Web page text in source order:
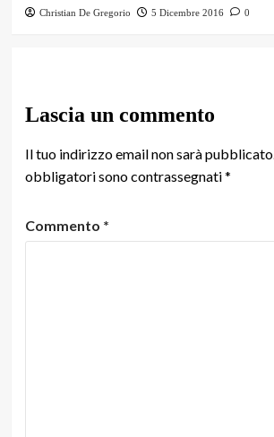
Christian De Gregorio 5 Dicembre 2016 0
Lascia un commento
Il tuo indirizzo email non sarà pubblicato.
obbligatori sono contrassegnati*
Commento *